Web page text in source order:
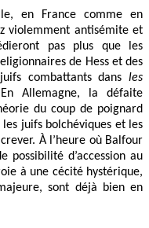
en France comme en
violemment antisémite et
pas plus que les
de Hess et des
combattants dans les
Allemagne, la défaite
du coup de poignard
juifs bolchéviques et les
À l’heure où Balfour
possibilité d’accession au
à une cécité hystérique,
sont déjà bien en